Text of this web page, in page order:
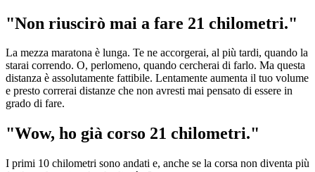
"Non riuscirò mai a fare 21 chilometri."
La mezza maratona è lunga. Te ne accorgerai, al più tardi, quando la
starai correndo. O, perlomeno, quando cercherai di farlo. Ma questa
distanza è assolutamente fattibile. Lentamente aumenta il tuo volume
e presto correrai distanze che non avresti mai pensato di essere in
grado di fare.
"Wow, ho già corso 21 chilometri."
I primi 10 chilometri sono andati e, anche se la corsa non diventa più